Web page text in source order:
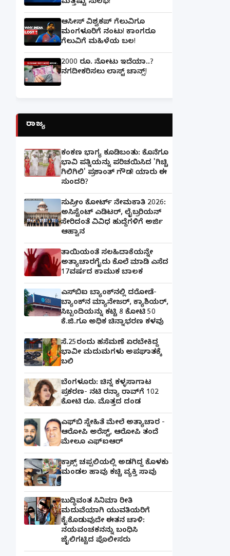
ಮತ್ತಷ್ಟು ಸುಲಭ!
ಆಸೀಸ್ ವಿಶ್ವಕಪ್ ಗೆಲುವಿಗೂ
ಮಂಗಳೂರಿಗೆ ನಂಟು! ಕಾಂಗರೂ
ಗೆಲುವಿಗೆ ಮಹಿಳೆಯ ಬಲ!
2000 ರೂ. ನೋಟು ಇದೆಯಾ..?
ನಗದೀಕರಿಸಲು ಲಾಸ್ಟ್‌ ಚಾನ್ಸ್‌!
ರಾಜ್ಯ
ಕಂಕಣ ಭಾಗ್ಯ ಕೂಡಿಬಂತು: ಕೊನೆಗೂ
ಭಾವಿ ಪತ್ನಿಯನ್ನು ಪರಿಚಯಿಸಿದ 'ಗಿಚ್ಚಿ
ಗಿಲಿಗಿಲಿ' ಪ್ರಶಾಂತ್ ಗೌಡ! ಯಾರು ಈ
ಸುಂದರಿ?
ಸುಪ್ರೀಂ ಕೋರ್ಟ್ ನೇಮಕಾತಿ 2026:
ಅಸಿಸ್ಟೆಂಟ್ ಎಡಿಟರ್, ಲೈಬ್ರರಿಯನ್
ಸೇರಿದಂತೆ ವಿವಿಧ ಹುದ್ದೆಗಳಿಗೆ ಅರ್ಜಿ
ಆಹ್ವಾನ
ತಾಯಿಯಂತೆ ಸಲಹಿದಾಕೆಯನ್ನೇ
ಅತ್ಯಾಚಾರಗೈದು ಕೊಲೆ ಮಾಡಿ ಎಸೆದ
17ವರ್ಷದ ಕಾಮುಕ ಬಾಲಕ
ಎಸ್‌ಬಿಐ ಬ್ಯಾಂಕ್‌ನಲ್ಲಿ‌ ದರೋಡೆ-
ಬ್ಯಾಂಕ್​ನ ಮ್ಯಾನೇಜರ್‌, ಕ್ಯಾಶಿಯರ್‌,
ಸಿಬ್ಬಂದಿಯನ್ನು ಕಟ್ಟಿ 8 ಕೋಟಿ 50
ಕೆ.ಜಿ.ಗೂ ಅಧಿಕ ಚಿನ್ನಾಭರಣ ಕಳವು
ಸೆ.25ರಂದು ಹಸೆಮಣೆ ಏರಬೇಕಿದ್ದ
ಭಾವೀ ಮದುಮಗಳು ಅಪಘಾತಕ್ಕೆ
ಬಲಿ
ಬೆಂಗಳೂರು: ಚಿನ್ನ ಕಳ್ಳಸಾಗಾಟ
ಪ್ರಕರಣ- ನಟಿ ರನ್ಯಾ ರಾವ್‌ಗೆ 102
ಕೋಟಿ ರೂ. ಮೊತ್ತದ ದಂಡ
ಎಫ್‌ಬಿ ಸ್ನೇಹಿತೆ ಮೇಲೆ ಅತ್ಯಾಚಾರ -
ಆರೋಪಿ ಅರೆಸ್ಟ್, ಆರೋಪಿ ತಂದೆ
ಮೇಲೂ ಎಫ್ಐಆರ್
ಕ್ರಾಕ್ಸ್ ಚಪ್ಪಲಿಯಲ್ಲಿ ಅಡಗಿದ್ದ ಕೊಳಕು
ಮಂಡಲ ಹಾವು ಕಚ್ಚಿ ವ್ಯಕ್ತಿ ಸಾವು
ಬುದ್ಧಿವಂತ ಸಿನಿಮಾ ರೀತಿ
ಮದುವೆಯಾಗಿ ಯುವತಿಯರಿಗೆ
ಕೈಕೊಡುವುದೇ ಈತನ ಚಾಳಿ:
ನಯವಂಚಕನನ್ನು ಬಂಧಿಸಿ
ಜೈಲಿಗಟ್ಟಿದ ಪೊಲೀಸರು